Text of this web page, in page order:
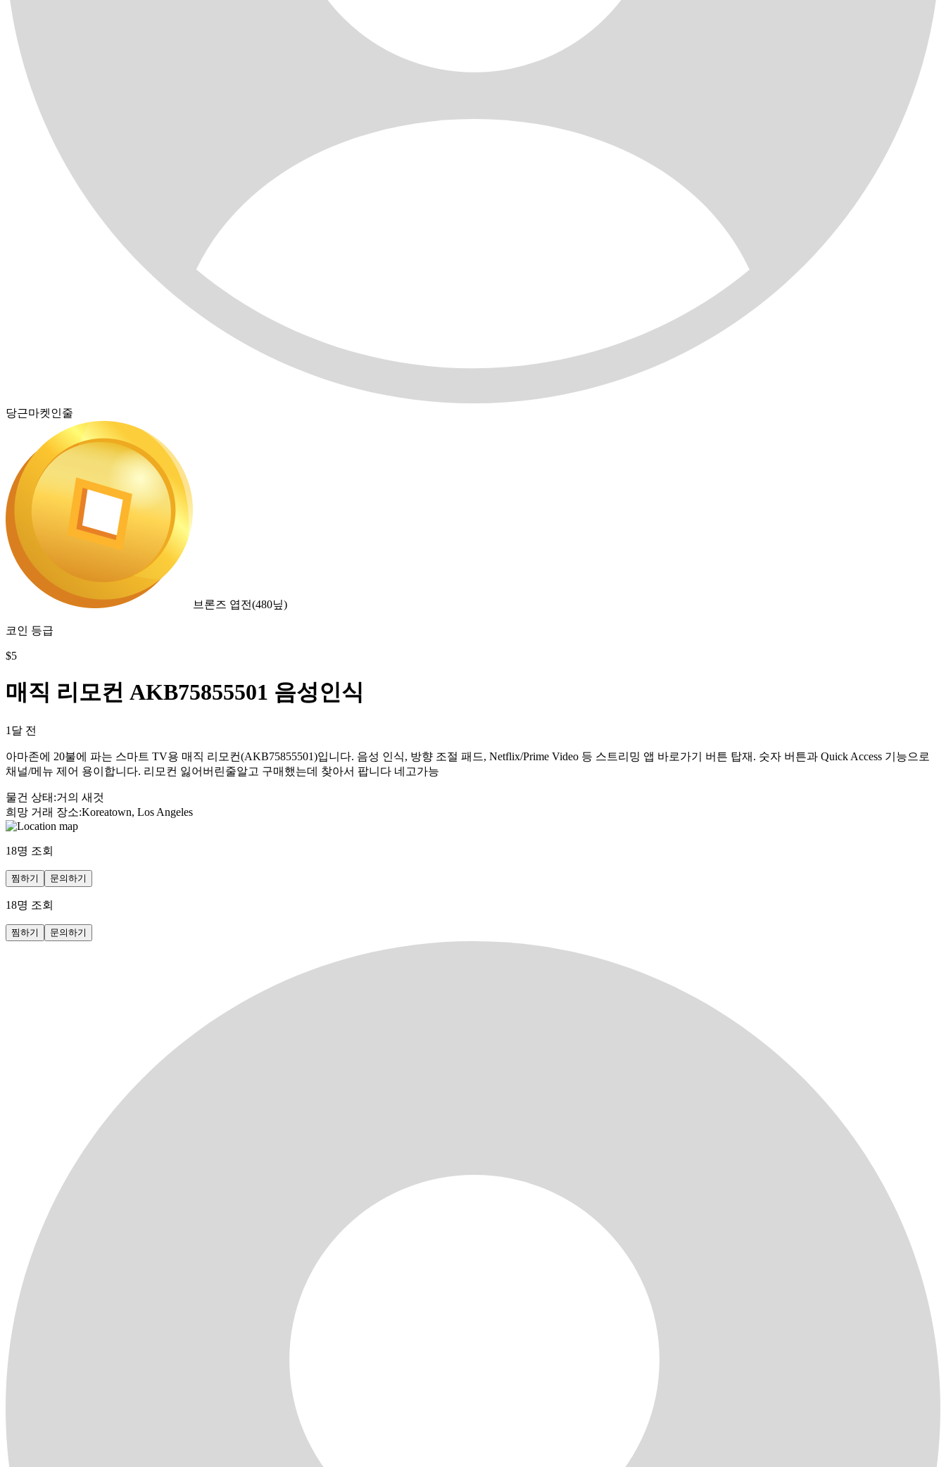
당근마켓인줄
브론즈 엽전(480닢)
코인 등급
$5
매직 리모컨 AKB75855501 음성인식
1달 전
아마존에 20불에 파는 스마트 TV용 매직 리모컨(AKB75855501)입니다. 음성 인식, 방향 조절 패드, Netflix/Prime Video 등 스트리밍 앱 바로가기 버튼 탑재. 숫자 버튼과 Quick Access 기능으로
채널/메뉴 제어 용이합니다. 리모컨 잃어버린줄알고 구매했는데 찾아서 팝니다 네고가능
물건 상태 :거의 새것
희망 거래 장소:Koreatown, Los Angeles
18명 조회
찜하기 문의하기
18명 조회
찜하기 문의하기